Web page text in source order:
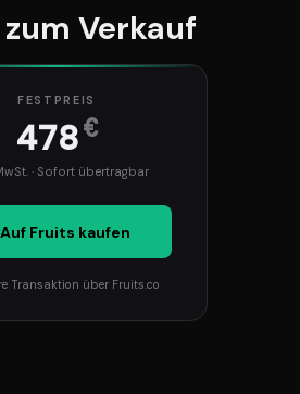
Verkauf
FESTPREIS
478€
· Sofort übertragbar
Auf Fruits kaufen
Transaktion über Fruits.co